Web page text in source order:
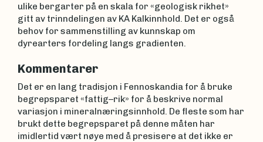
ulike bergarter på en skala for «geologisk rikhet»
gitt av trinndelingen av KA Kalkinnhold. Det er også
behov for sammenstilling av kunnskap om
dyrearters fordeling langs gradienten.
Kommentarer
Det er en lang tradisjon i Fennoskandia for å bruke
begrepsparet «fattig–rik» for å beskrive normal
variasjon i mineralnæringsinnhold. De fleste som har
brukt dette begrepsparet på denne måten har
imidlertid vært nøye med å presisere at det ikke er